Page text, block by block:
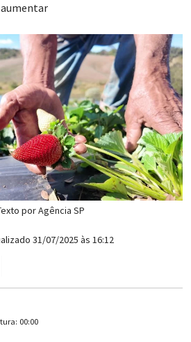
porAgência SP
31/07/2025 às 16:12
00:00